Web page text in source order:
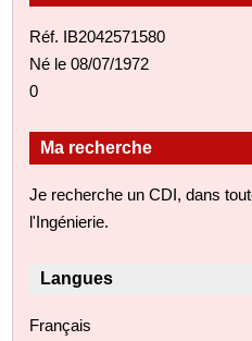
Réf. IB2042571580
Né le 08/07/1972
0
Ma recherche
Je recherche un CDI, dans
l'Ingénierie.
Langues
Français